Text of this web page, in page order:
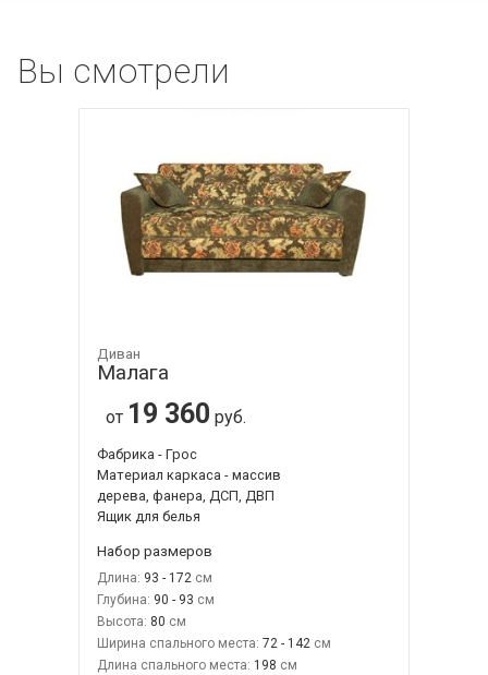
Вы смотрели
Диван
Малага
от 19 360 руб.
Фабрика - Грос
Материал каркаса - массив
дерева, фанера, ДСП, ДВП
Ящик для белья
Набор размеров
Длина: 93 - 172
Глубина: 90 - 93
Высота: 80
Ширина спального места: 72 - 142
Длина спального места: 198